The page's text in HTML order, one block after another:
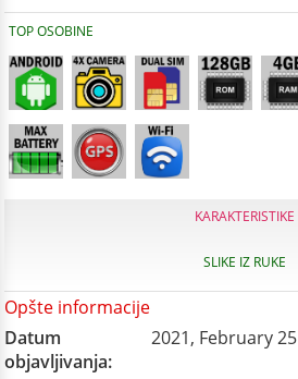
TOP OSOBINE
KARAKTERISTIKE
SLIKE IZ RUKE
Opšte informacije
Datum
objavljivanja:
2021, February 25